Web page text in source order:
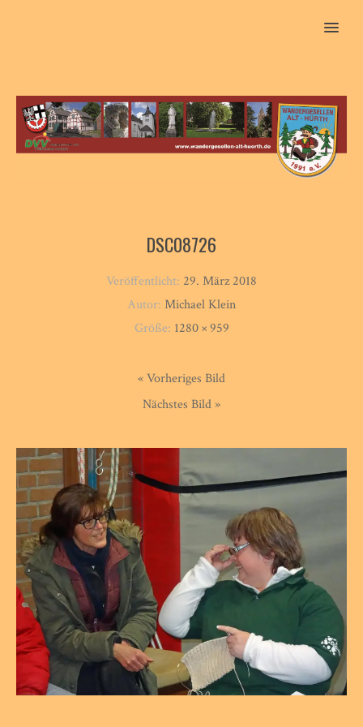
MENU
DSC08726
Veröffentlicht: 29. März 2018
Autor: Michael Klein
Größe: 1280 × 959
« Vorheriges Bild
Nächstes Bild »